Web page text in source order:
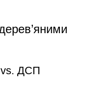
vs. ДСП